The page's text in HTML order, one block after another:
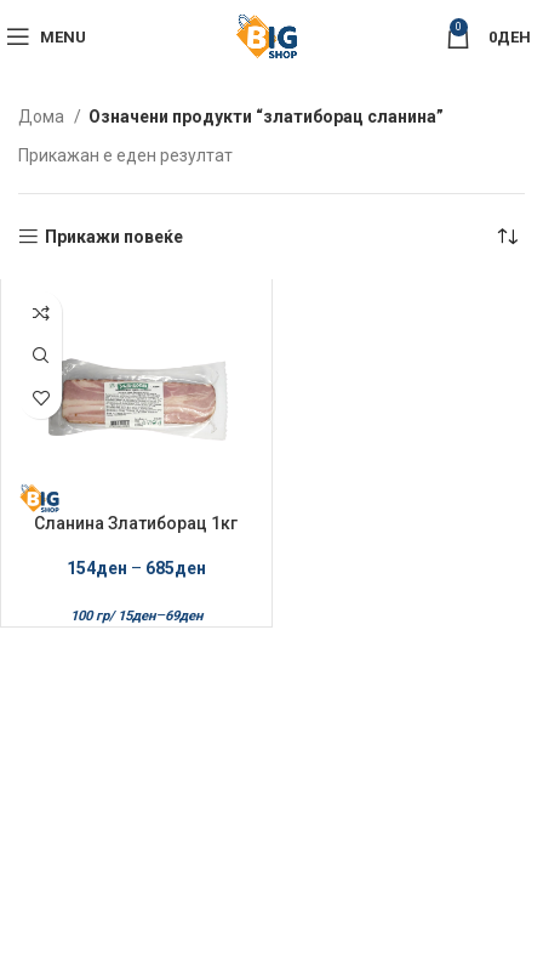
MENU
0
0ДЕН
Дома
Означени продукти “златиборац сланина”
Прикажан е еден резултат
Прикажи повеќе
Сланина Златиборац 1кг
154ден – 685ден
100 гр/ 15ден–69ден